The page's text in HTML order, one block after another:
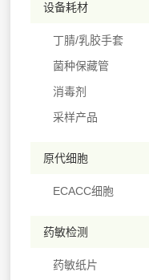
设备耗材
丁腈/乳胶手套
菌种保藏管
消毒剂
采样产品
原代细胞
ECACC细胞
药敏检测
药敏纸片